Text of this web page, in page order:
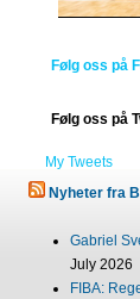
Følg oss på
Følg oss på
My Tweets
Nyheter fra
Gabriel
July 2026
FIBA: